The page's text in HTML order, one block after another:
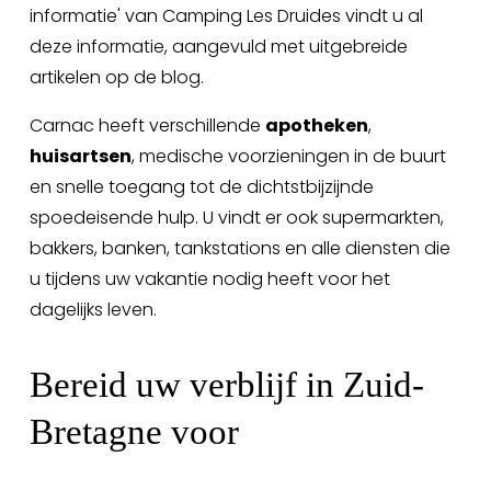
informatie' van Camping Les Druides vindt u al
deze informatie, aangevuld met uitgebreide
artikelen op de blog.
Carnac heeft verschillende apotheken,
huisartsen, medische voorzieningen in de buurt
en snelle toegang tot de dichtstbijzijnde
spoedeisende hulp. U vindt er ook supermarkten,
bakkers, banken, tankstations en alle diensten die
u tijdens uw vakantie nodig heeft voor het
dagelijks leven.
Bereid uw verblijf in Zuid-
Bretagne voor